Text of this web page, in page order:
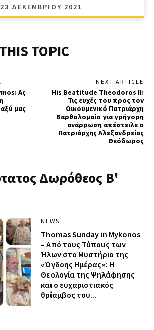
23 ΔΕΚΕΜΒΡΊΟΥ 2021
TOPIC
Ας
μας
NEXT ARTICLE
His Beatitude Theodoros II:
Τις ευχές του προς τον
Οικουμενικό Πατριάρχη
Βαρθολομαίο για γρήγορη
ανάρρωση απέστειλε ο
Πατριάρχης Αλεξανδρείας
Θεόδωρος
Δωρόθεος Β'
NEWS
Thomas Sunday in Mykonos
– Από τους Τύπους των
Ήλων στο Μυστήριο της
«Όγδοης Ημέρας»: Η
Θεολογία της Ψηλάφησης
και ο ευχαριστιακός
θρίαμβος του...